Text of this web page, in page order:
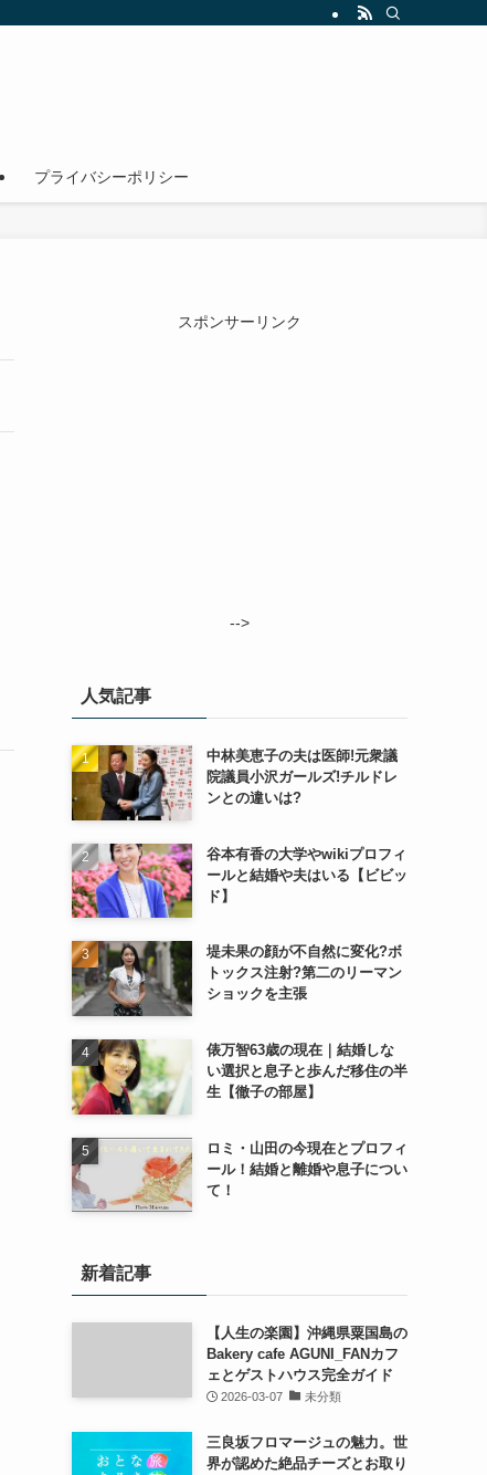
プライバシーポリシー
スポンサーリンク
-->
人気記事
中林美恵子の夫は医師!元衆議
院議員小沢ガールズ!チルドレ
ンとの違いは?
谷本有香の大学やwikiプロフィ
ールと結婚や夫はいる【ビビッ
ド】
堤未果の顔が不自然に変化?ボ
トックス注射?第二のリーマン
ショックを主張
俵万智63歳の現在｜結婚しな
い選択と息子と歩んだ移住の半
生【徹子の部屋】
ロミ・山田の今現在とプロフィ
ール！結婚と離婚や息子につい
て！
新着記事
【人生の楽園】沖縄県粟国島の
Bakery cafe AGUNI_FANカフ
ェとゲストハウス完全ガイド
2026-03-07 未分類
三良坂フロマージュの魅力。世
界が認めた絶品チーズとお取り